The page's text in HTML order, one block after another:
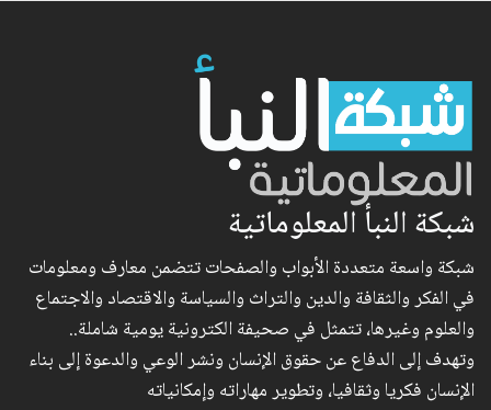
شبكة النبأ المعلوماتية
شبكة واسعة متعددة الأبواب والصفحات تتضمن معارف ومعلومات
في الفكر والثقافة والدين والتراث والسياسة والاقتصاد والاجتماع
والعلوم وغيرها، تتمثل في صحيفة الكترونية يومية شاملة..
وتهدف إلى الدفاع عن حقوق الإنسان ونشر الوعي والدعوة إلى بناء
الإنسان فكريا وثقافيا، وتطوير مهاراته وإمكانياته